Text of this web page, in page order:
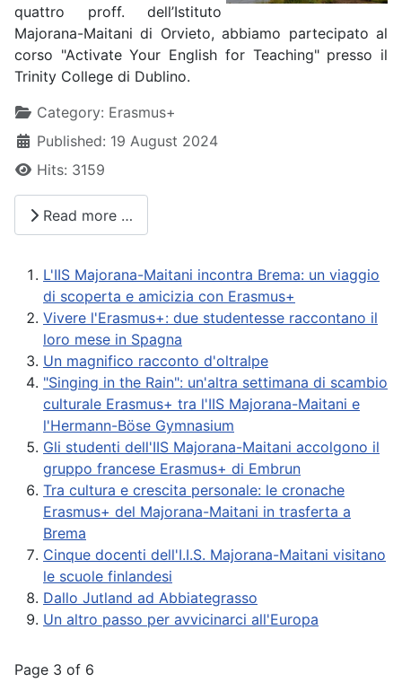
quattro proff. dell’Istituto
Majorana-Maitani di Orvieto, abbiamo partecipato al
corso "Activate Your English for Teaching" presso il
Trinity College di Dublino.
DetailsCategory: Erasmus+
Published: 19 August 2024
Hits: 3159
Read more …
L'IIS Majorana-Maitani incontra Brema: un viaggio
di scoperta e amicizia con Erasmus+
Vivere l'Erasmus+: due studentesse raccontano il
loro mese in Spagna
Un magnifico racconto d'oltralpe
"Singing in the Rain": un'altra settimana di scambio
culturale Erasmus+ tra l'IIS Majorana-Maitani e
l'Hermann-Böse Gymnasium
Gli studenti dell'IIS Majorana-Maitani accolgono il
gruppo francese Erasmus+ di Embrun
Tra cultura e crescita personale: le cronache
Erasmus+ del Majorana-Maitani in trasferta a
Brema
Cinque docenti dell'I.I.S. Majorana-Maitani visitano
le scuole finlandesi
Dallo Jutland ad Abbiategrasso
Un altro passo per avvicinarci all'Europa
Page 3 of 6